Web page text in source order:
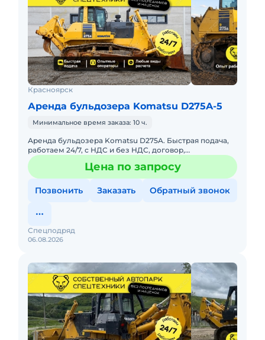
Красноярск
Аренда бульдозера Komatsu D275A-5
Минимальное время заказа: 10 ч.
Аренда бульдозера Komatsu D275A. Быстрая подача,
работаем 24/7, с НДС и без НДС, договор,
закрывающие документы. АРЕНДА БУЛЬДОЗЕРА
KOMATSU D275AПредоставляем в
Цена по запросу
Позвонить Заказать Обратный звонок
06.08.2026
Спецподряд